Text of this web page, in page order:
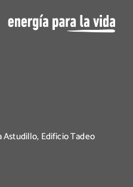
Astudillo, Edificio Tadeo